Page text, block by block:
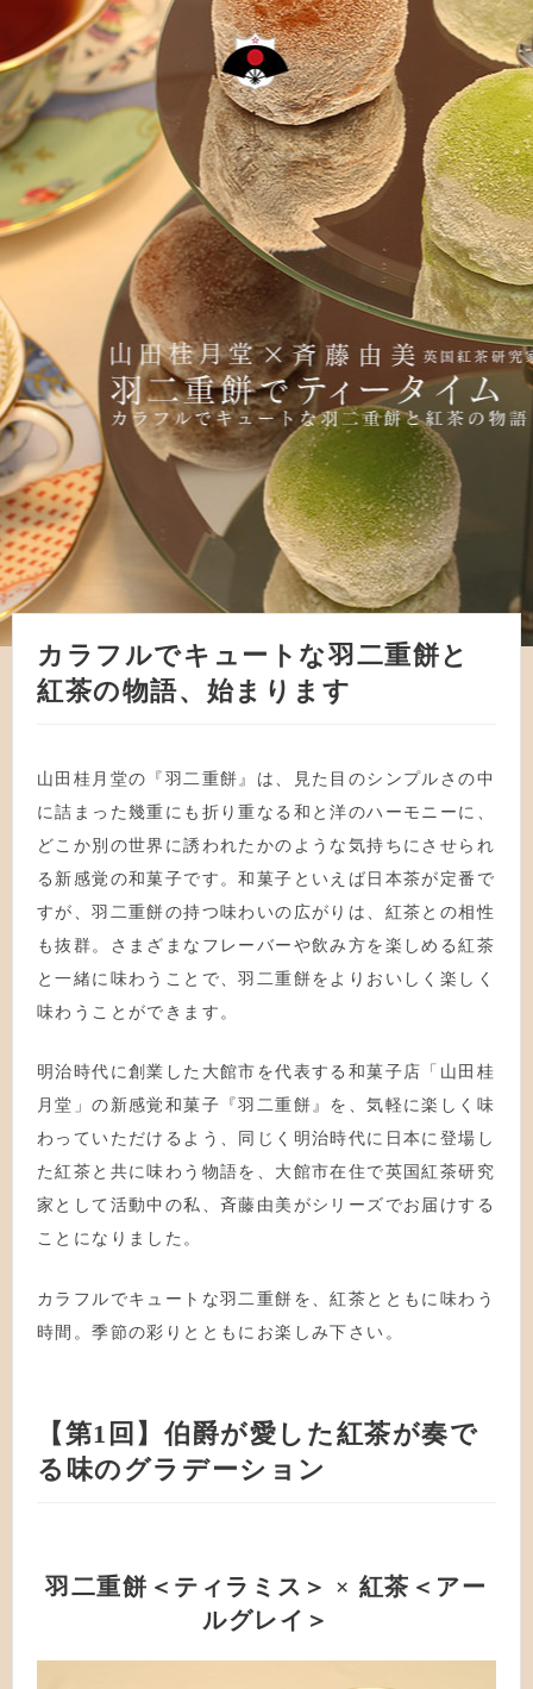
カラフルでキュートな羽二重餅と
紅茶の物語、始まります
山田桂月堂の『羽二重餅』は、見た目のシンプルさの中
に詰まった幾重にも折り重なる和と洋のハーモニーに、
どこか別の世界に誘われたかのような気持ちにさせられ
る新感覚の和菓子です。和菓子といえば日本茶が定番で
すが、羽二重餅の持つ味わいの広がりは、紅茶との相性
も抜群。さまざまなフレーバーや飲み方を楽しめる紅茶
と一緒に味わうことで、羽二重餅をよりおいしく楽しく
味わうことができます。
明治時代に創業した大館市を代表する和菓子店「山田桂
月堂」の新感覚和菓子『羽二重餅』を、気軽に楽しく味
わっていただけるよう、同じく明治時代に日本に登場し
た紅茶と共に味わう物語を、大館市在住で英国紅茶研究
家として活動中の私、斉藤由美がシリーズでお届けする
ことになりました。
カラフルでキュートな羽二重餅を、紅茶とともに味わう
時間。季節の彩りとともにお楽しみ下さい。
【第1回】伯爵が愛した紅茶が奏で
る味のグラデーション
羽二重餅＜ティラミス＞ × 紅茶＜アー
ルグレイ＞